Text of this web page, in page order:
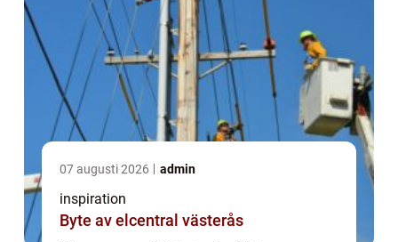
07 augusti 2026 admin
inspiration
Byte av elcentral västerås